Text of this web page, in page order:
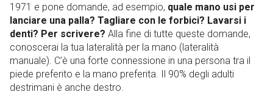
1971 e pone domande, ad esempio, quale mano usi per
lanciare una palla? Tagliare con le forbici? Lavarsi i
denti? Per scrivere? Alla fine di tutte queste domande,
conoscerai la tua lateralità per la mano (lateralità
manuale). C’è una forte connessione in una persona tra il
piede preferito e la mano preferita. Il 90% degli adulti
destrimani è anche destro.